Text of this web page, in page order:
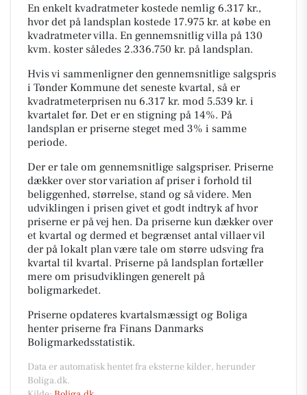
En enkelt kvadratmeter kostede nemlig 6.317 kr.,
hvor det på landsplan kostede 17.975 kr. at købe en
kvadratmeter villa. En gennemsnitlig villa på 130
kvm. koster således 2.336.750 kr. på landsplan.
Hvis vi sammenligner den gennemsnitlige salgspris
i Tønder Kommune det seneste kvartal, så er
kvadratmeterprisen nu 6.317 kr. mod 5.539 kr. i
kvartalet før. Det er en stigning på 14%. På
landsplan er priserne steget med 3% i samme
periode.
Der er tale om gennemsnitlige salgspriser. Priserne
dækker over stor variation af priser i forhold til
beliggenhed, størrelse, stand og så videre. Men
udviklingen i prisen givet et godt indtryk af hvor
priserne er på vej hen. Da priserne kun dækker over
et kvartal og dermed et begrænset antal villaer vil
der på lokalt plan være tale om større udsving fra
kvartal til kvartal. Priserne på landsplan fortæller
mere om prisudviklingen generelt på
boligmarkedet.
Priserne opdateres kvartalsmæssigt og Boliga
henter priserne fra Finans Danmarks
Boligmarkedsstatistik.
Data er automatisk hentet fra eksterne kilder, herunder
Boliga.dk.